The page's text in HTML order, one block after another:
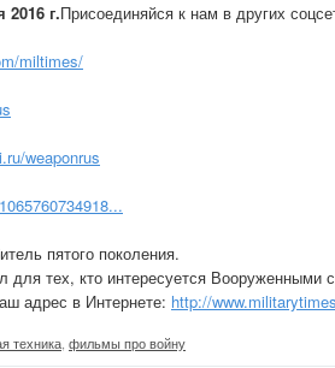
г.Присоединяйся к нам в других
miltimes/
weaponrus
пятого поколения.
тех, кто интересуется Вооруженными
адрес в Интернете: http://
техника фильмы про войну